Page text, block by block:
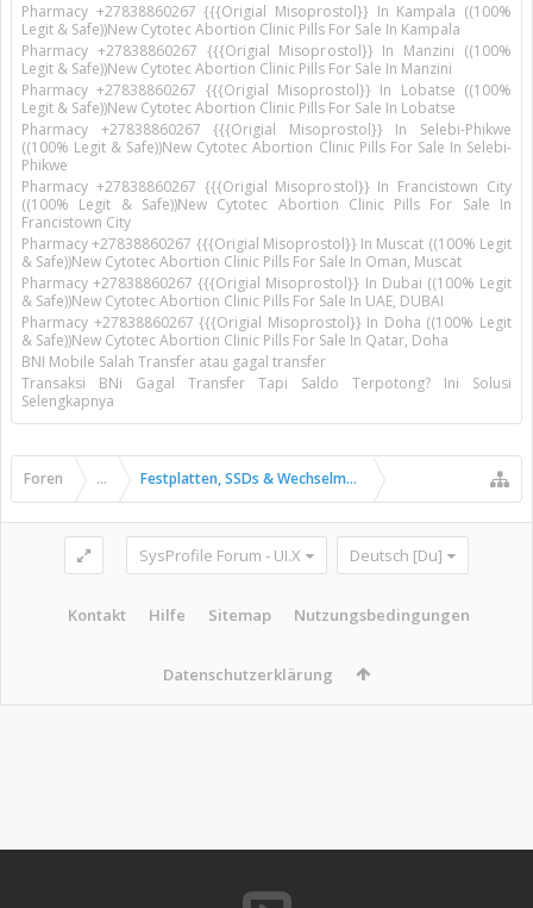
Pharmacy +27838860267 {{{Origial Misoprostol}} In Kampala ((100%
Legit & Safe))New Cytotec Abortion Clinic Pills For Sale In Kampala
Pharmacy +27838860267 {{{Origial Misoprostol}} In Manzini ((100%
Legit & Safe))New Cytotec Abortion Clinic Pills For Sale In Manzini
Pharmacy +27838860267 {{{Origial Misoprostol}} In Lobatse ((100%
Legit & Safe))New Cytotec Abortion Clinic Pills For Sale In Lobatse
Pharmacy +27838860267 {{{Origial Misoprostol}} In Selebi-Phikwe
((100% Legit & Safe))New Cytotec Abortion Clinic Pills For Sale In Selebi-
Phikwe
Pharmacy +27838860267 {{{Origial Misoprostol}} In Francistown City
((100% Legit & Safe))New Cytotec Abortion Clinic Pills For Sale In
Francistown City
Pharmacy +27838860267 {{{Origial Misoprostol}} In Muscat ((100% Legit
& Safe))New Cytotec Abortion Clinic Pills For Sale In Oman, Muscat
Pharmacy +27838860267 {{{Origial Misoprostol}} In Dubai ((100% Legit
& Safe))New Cytotec Abortion Clinic Pills For Sale In UAE, DUBAI
Pharmacy +27838860267 {{{Origial Misoprostol}} In Doha ((100% Legit
& Safe))New Cytotec Abortion Clinic Pills For Sale In Qatar, Doha
BNI Mobile Salah Transfer atau gagal transfer
Transaksi BNi Gagal Transfer Tapi Saldo Terpotong? Ini Solusi
Selengkapnya
Foren ... Festplatten, SSDs & Wechselmedien
SysProfile Forum - UI.X Deutsch [Du]
Kontakt Hilfe Sitemap Nutzungsbedingungen
Datenschutzerklärung